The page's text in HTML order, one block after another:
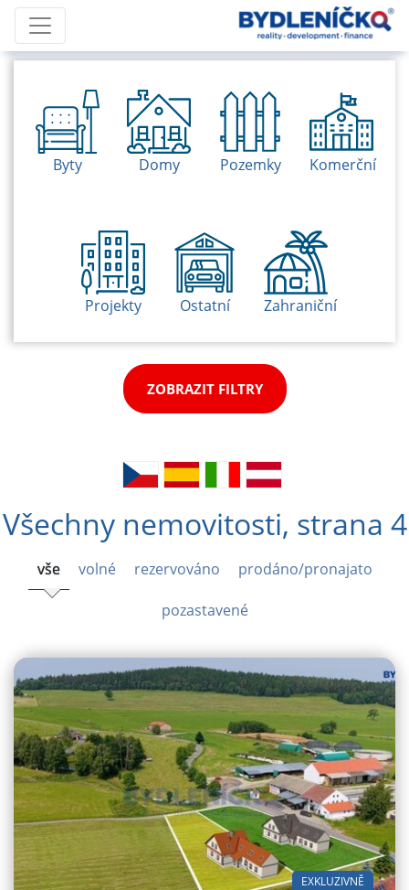
Byty Domy Pozemky Komerční
Projekty Ostatní Zahraniční
ZOBRAZIT FILTRY
VYHLEDAT
Všechny nemovitosti, strana 4
vše volné rezervováno prodáno/pronajato
pozastavené
EXKLUZIVNĚ